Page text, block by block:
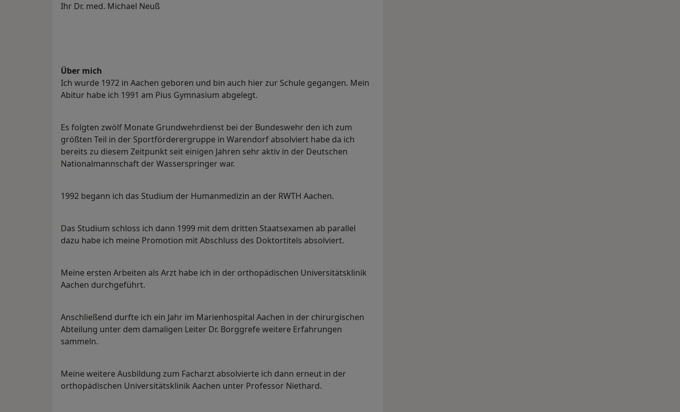
Ihr Dr. med. Michael Neuß
Über mich
Ich wurde 1972 in Aachen geboren und bin auch hier zur Schule gegangen. Mein
Abitur habe ich 1991 am Pius Gymnasium abgelegt.
Es folgten zwölf Monate Grundwehrdienst bei der Bundeswehr den ich zum
größten Teil in der Sportförderergruppe in Warendorf absolviert habe da ich
bereits zu diesem Zeitpunkt seit einigen Jahren sehr aktiv in der Deutschen
Nationalmannschaft der Wasserspringer war.
1992 begann ich das Studium der Humanmedizin an der RWTH Aachen.
Das Studium schloss ich dann 1999 mit dem dritten Staatsexamen ab parallel
dazu habe ich meine Promotion mit Abschluss des Doktortitels absolviert.
Meine ersten Arbeiten als Arzt habe ich in der orthopädischen Universitätsklinik
Aachen durchgeführt.
Anschließend durfte ich ein Jahr im Marienhospital Aachen in der chirurgischen
Abteilung unter dem damaligen Leiter Dr. Borggrefe weitere Erfahrungen
sammeln.
Meine weitere Ausbildung zum Facharzt absolvierte ich dann erneut in der
orthopädischen Universitätsklinik Aachen unter Professor Niethard.